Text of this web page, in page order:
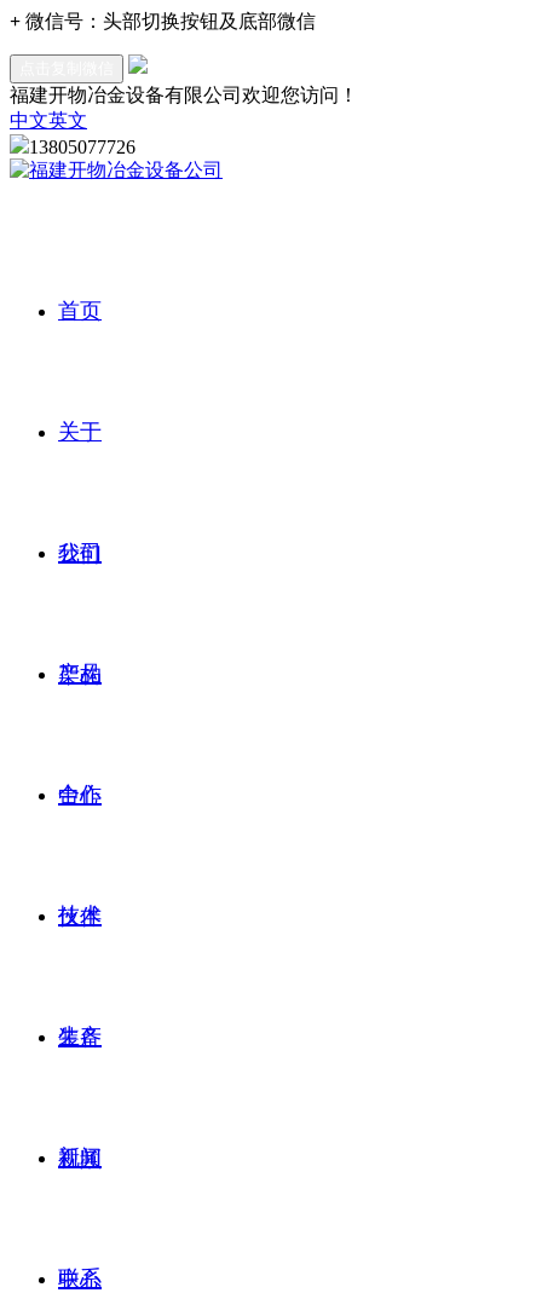
+ 微信号： 头部切换按钮及底部微信
福建开物冶金设备有限公司欢迎您访问！
中文英文
13805077726
首页
关于
我们
公司
架构
产品
中心
合作
伙伴
技术
装备
生产
视频
新闻
中心
联系